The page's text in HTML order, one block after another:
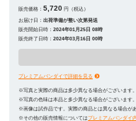
販売価格：5,720 円（税込）
お届け日：出荷準備が整い次第発送
販売開始日時：2024年01月25日 08時
販売終了日時：2024年03月16日 00時
プレミアムバンダイで詳細を見る
※写真と実際の商品は多少異なる場合がございます。
※写真の色味は本品と多少異なる場合がございます。
※画像は試作品です。実際の商品とは異なる場合があ
※その他の販売情報についてはプレミアムバンダイ